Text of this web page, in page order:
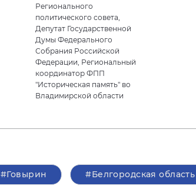
Регионального
политического совета,
Депутат Государственной
Думы Федерального
Собрания Российской
Федерации, Региональный
координатор ФПП
"Историческая память" во
Владимирской области
#Говырин #Белгородская область